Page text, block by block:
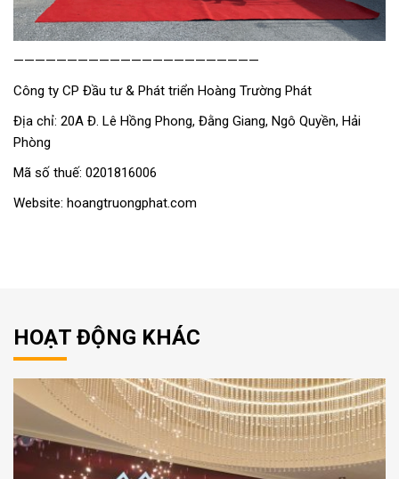
———————————————————————
Công ty CP Đầu tư & Phát triển Hoàng Trường Phát
Địa chỉ: 20A Đ. Lê Hồng Phong, Đằng Giang, Ngô Quyền, Hải
Phòng
Mã số thuế: 0201816006
Website: hoangtruongphat.com
HOẠT ĐỘNG KHÁC